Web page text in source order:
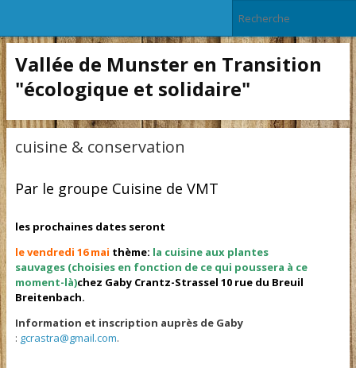
Vallée de Munster en Transition
"écologique et solidaire"
cuisine & conservation
Par le groupe Cuisine de VMT
les prochaines dates seront
le vendredi 16 mai thème: la cuisine aux plantes
sauvages (choisies en fonction de ce qui poussera à ce
moment-là)chez Gaby Crantz-Strassel 10 rue du Breuil
Breitenbach.
Information et inscription auprès de Gaby
: gcrastra@gmail.com.